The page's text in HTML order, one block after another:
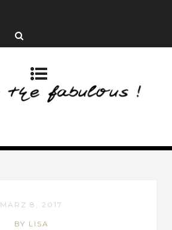
MÄRZ 8, 2017
BY LISA